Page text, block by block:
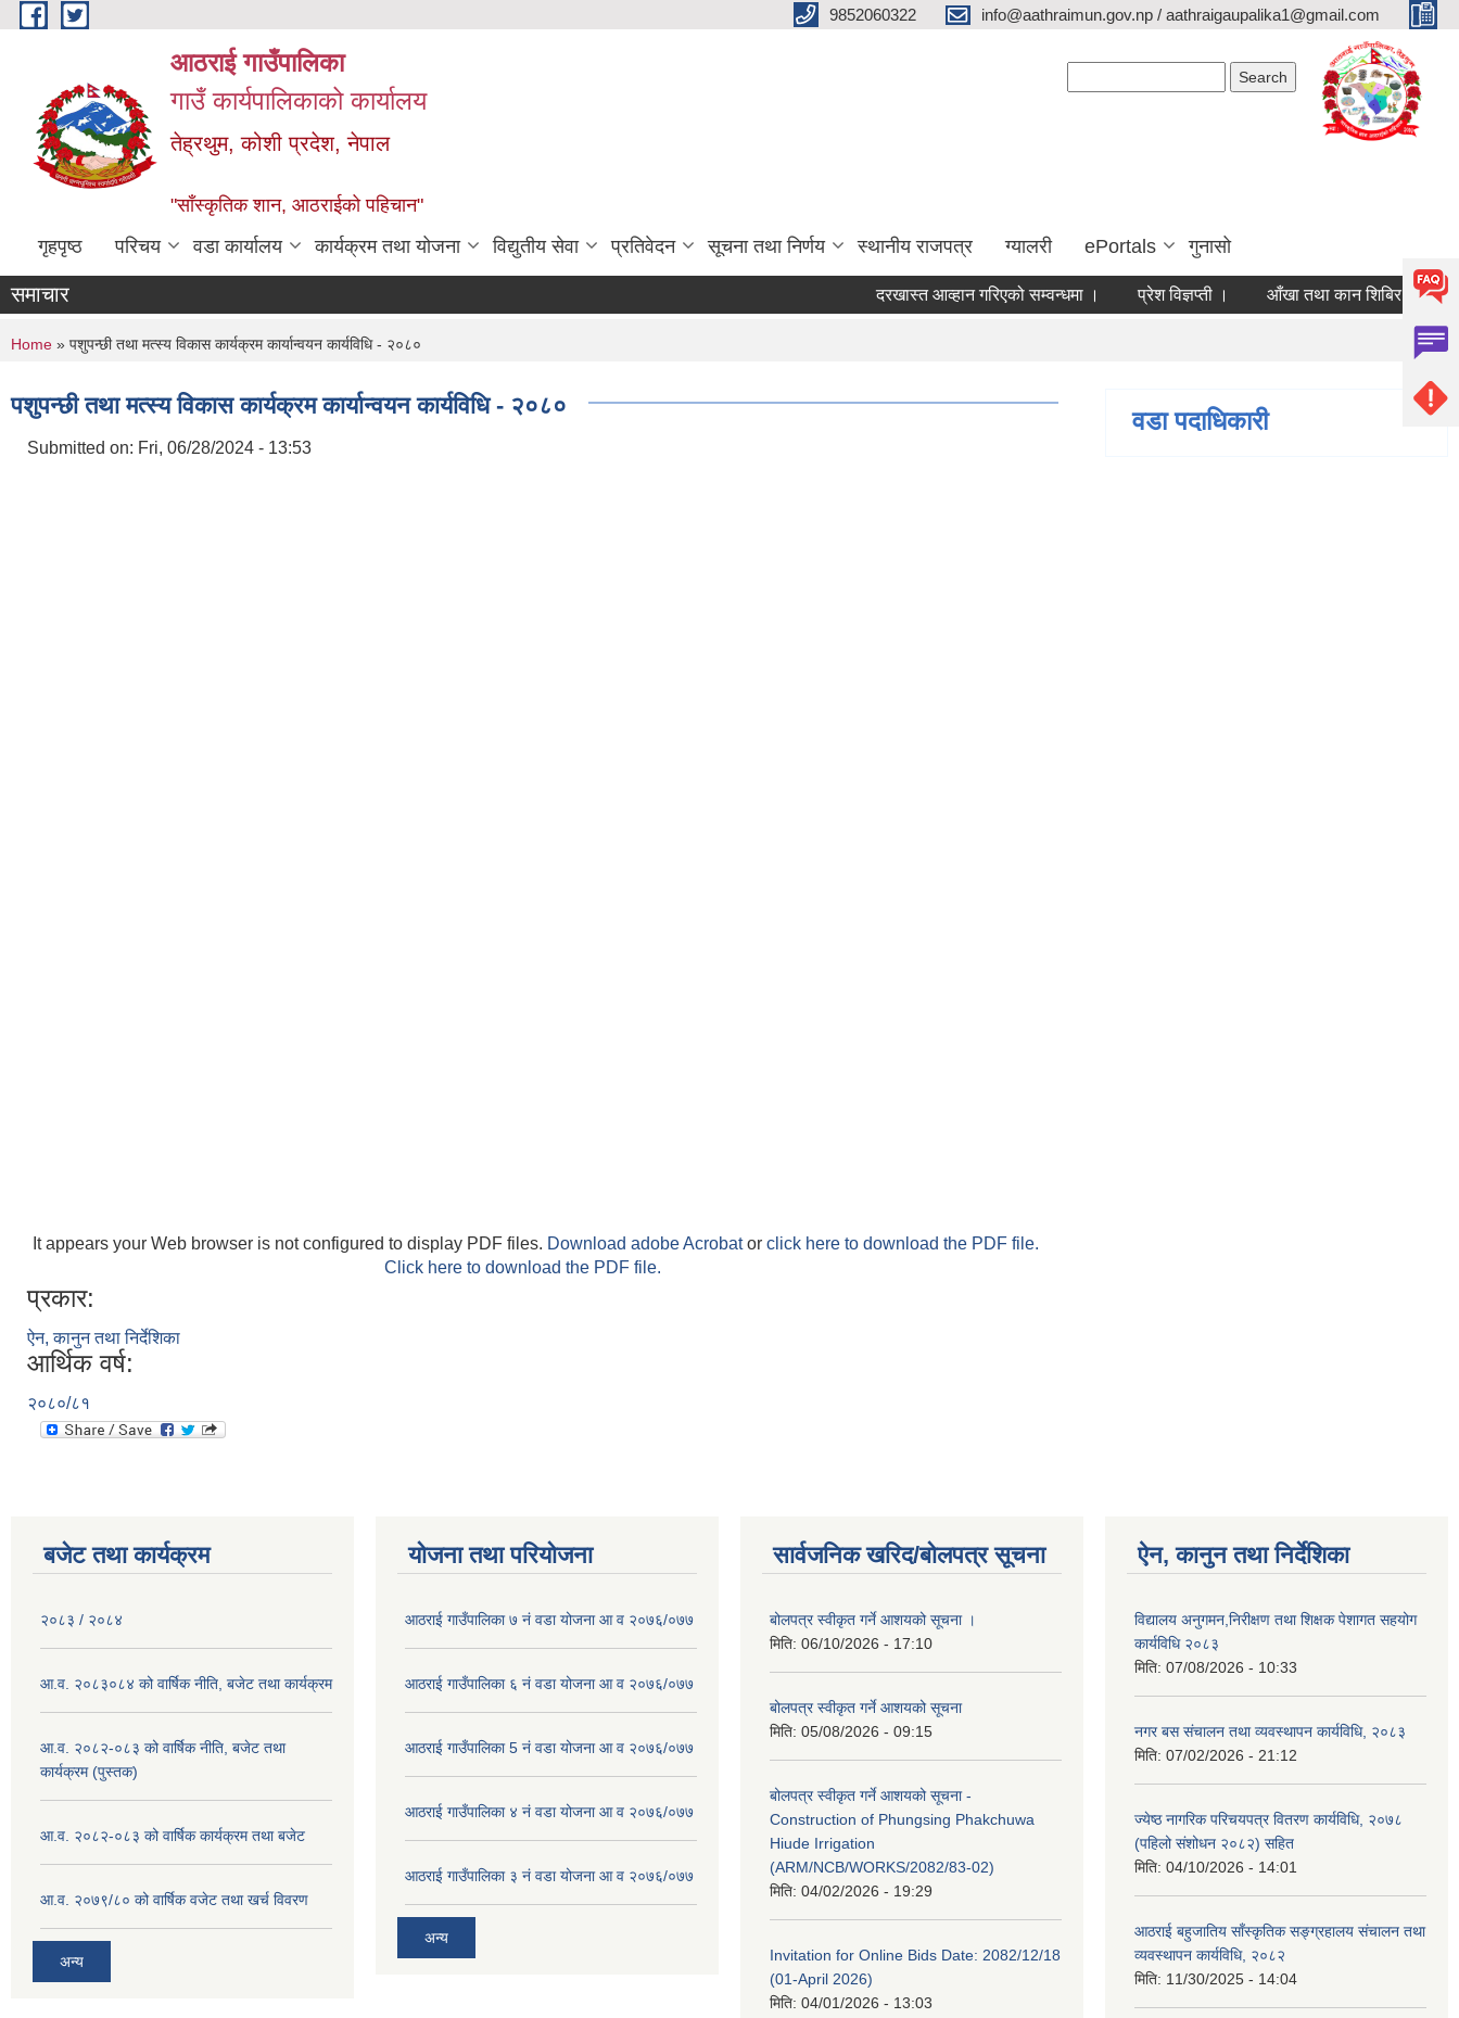
Skip to main content 9852060322 info@aathraimun.gov.np / aathraigaupalika1@gmail.com
आठराई गाउँपालिका
गाउँ कार्यपालिकाको कार्यालय
तेह्रथुम, कोशी प्रदेश, नेपाल
"साँस्कृतिक शान, आठराईको पहिचान"
गृहपृष्ठ परिचय वडा कार्यालय कार्यक्रम तथा योजना विद्युतीय सेवा प्रतिवेदन सूचना तथा निर्णय स्थानीय राजपत्र ग्यालरी ePortals गुनासो
समाचार दरखास्त आव्हान गरिएको सम्वन्धमा । प्रेश विज्ञप्ती । आँखा तथा कान शिबिर कार्यक्रम
You are here
Home » पशुपन्छी तथा मत्स्य विकास कार्यक्रम कार्यान्वयन कार्यविधि - २०८०
पशुपन्छी तथा मत्स्य विकास कार्यक्रम कार्यान्वयन कार्यविधि - २०८०
Submitted on: Fri, 06/28/2024 - 13:53
It appears your Web browser is not configured to display PDF files. Download adobe Acrobator click here to download the PDF file.
Click here to download the PDF file.
प्रकार:
ऐन, कानुन तथा निर्देशिका
आर्थिक वर्ष:
२०८०/८१
वडा पदाधिकारी
बजेट तथा कार्यक्रम
२०८३ / २०८४
आ.व. २०८३०८४ को वार्षिक नीति, बजेट तथा कार्यक्रम
आ.व. २०८२-०८३ को वार्षिक नीति, बजेट तथा
कार्यक्रम (पुस्तक)
आ.व. २०८२-०८३ को वार्षिक कार्यक्रम तथा बजेट
आ.व. २०७९/८० को वार्षिक वजेट तथा खर्च विवरण
अन्य
योजना तथा परियोजना
आठराई गाउँपालिका ७ नं वडा योजना आ व २०७६/०७७
आठराई गाउँपालिका ६ नं वडा योजना आ व २०७६/०७७
आठराई गाउँपालिका 5 नं वडा योजना आ व २०७६/०७७
आठराई गाउँपालिका ४ नं वडा योजना आ व २०७६/०७७
आठराई गाउँपालिका ३ नं वडा योजना आ व २०७६/०७७
अन्य
सार्वजनिक खरिद/बोलपत्र सूचना
बोलपत्र स्वीकृत गर्ने आशयको सूचना ।
मिति: 06/10/2026 - 17:10
बोलपत्र स्वीकृत गर्ने आशयको सूचना
मिति: 05/08/2026 - 09:15
बोलपत्र स्वीकृत गर्ने आशयको सूचना -
Construction of Phungsing Phakchuwa
Hiude Irrigation
(ARM/NCB/WORKS/2082/83-02)
मिति: 04/02/2026 - 19:29
Invitation for Online Bids Date: 2082/12/18
(01-April 2026)
मिति: 04/01/2026 - 13:03
ऐन, कानुन तथा निर्देशिका
विद्यालय अनुगमन,निरीक्षण तथा शिक्षक पेशागत सहयोग
कार्यविधि २०८३
मिति: 07/08/2026 - 10:33
नगर बस संचालन तथा व्यवस्थापन कार्यविधि, २०८३
मिति: 07/02/2026 - 21:12
ज्येष्ठ नागरिक परिचयपत्र वितरण कार्यविधि, २०७८
(पहिलो संशोधन २०८२) सहित
मिति: 04/10/2026 - 14:01
आठराई बहुजातिय साँस्कृतिक सङ्ग्रहालय संचालन तथा
व्यवस्थापन कार्यविधि, २०८२
मिति: 11/30/2025 - 14:04